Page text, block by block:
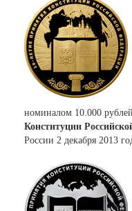
номиналом 10.000
Конституции
России 2 декабря 2013